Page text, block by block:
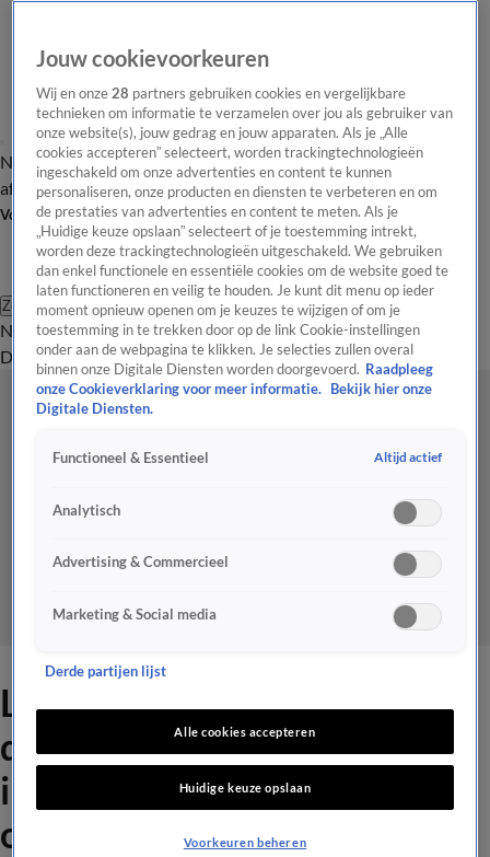
Nieuws van de DagOpinie van de Dag Onze categorieën Laatste
afleveringVideo's Nieuws van de Dag Podcast
Volg Nieuws van de Dag
Zoeken
Nieuws van de DagOpinie van de
Dag
Video'sUitzendingen PodcastPanelContact
Longkanker eerder herkend
dankzij kunstmatige
intelligentie: 'Geweldige
ontwikkeling'
Jouw cookievoorkeuren
Wij en onze28 partners gebruiken cookies en vergelijkbare
technieken om informatie te verzamelen over jou als gebruiker van
onze website(s), jouw gedrag en jouw apparaten. Als je „Alle
cookies accepteren” selecteert, worden trackingtechnologieën
ingeschakeld om onze advertenties en content te kunnen
personaliseren, onze producten en diensten te verbeteren en om
de prestaties van advertenties en content te meten. Als je
„Huidige keuze opslaan” selecteert of je toestemming intrekt,
worden deze trackingtechnologieën uitgeschakeld. We gebruiken
dan enkel functionele en essentiële cookies om de website goed te
laten functioneren en veilig te houden. Je kunt dit menu op ieder
moment opnieuw openen om je keuzes te wijzigen of om je
toestemming in te trekken door op de link Cookie-instellingen
onder aan de webpagina te klikken. Je selecties zullen overal
binnen onze Digitale Diensten worden doorgevoerd. Raadpleeg
onze Cookieverklaring voor meer informatie.
Bekijk hier onze
Digitale Diensten.
Functioneel & Essentieel Altijd actief
Analytisch
Advertising & Commercieel
Marketing & Social media
Derde partijen lijst
Alle cookies accepteren
Huidige keuze opslaan
Voorkeuren beheren